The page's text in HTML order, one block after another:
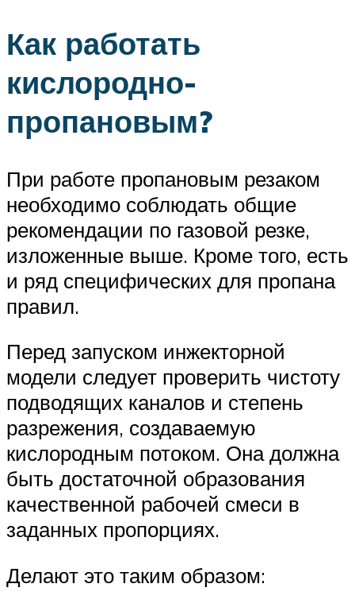
Как работать
кислородно-
пропановым?
При работе пропановым резаком
необходимо соблюдать общие
рекомендации по газовой резке,
изложенные выше. Кроме того, есть
и ряд специфических для пропана
правил.
Перед запуском инжекторной
модели следует проверить чистоту
подводящих каналов и степень
разрежения, создаваемую
кислородным потоком. Она должна
быть достаточной образования
качественной рабочей смеси в
заданных пропорциях.
Делают это таким образом: